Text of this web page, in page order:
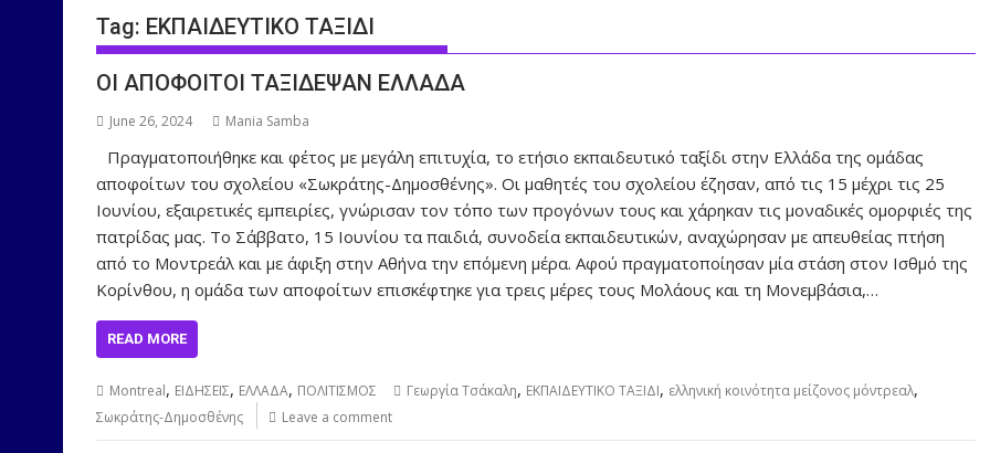
Tag: ΕΚΠΑΙΔΕΥΤΙΚΟ ΤΑΞΙΔΙ
ΟΙ ΑΠΟΦΟΙΤΟΙ ΤΑΞΙΔΕΨΑΝ ΕΛΛΑΔΑ
June 26, 2024 Mania Samba
Πραγματοποιήθηκε και φέτος με μεγάλη επιτυχία, το ετήσιο εκπαιδευτικό ταξίδι στην Ελλάδα της ομάδας
αποφοίτων του σχολείου «Σωκράτης-Δημοσθένης». Οι μαθητές του σχολείου έζησαν, από τις 15 μέχρι τις 25
Ιουνίου, εξαιρετικές εμπειρίες, γνώρισαν τον τόπο των προγόνων τους και χάρηκαν τις μοναδικές ομορφιές της
πατρίδας μας. Το Σάββατο, 15 Ιουνίου τα παιδιά, συνοδεία εκπαιδευτικών, αναχώρησαν με απευθείας πτήση
από το Μοντρεάλ και με άφιξη στην Αθήνα την επόμενη μέρα. Αφού πραγματοποίησαν μία στάση στον Ισθμό της
Κορίνθου, η ομάδα των αποφοίτων επισκέφτηκε για τρεις μέρες τους Μολάους και τη Μονεμβάσια,…
READ MORE
Montreal, ΕΙΔΗΣΕΙΣ, ΕΛΛΑΔΑ, ΠΟΛΙΤΙΣΜΟΣ Γεωργία Τσάκαλη, ΕΚΠΑΙΔΕΥΤΙΚΟ ΤΑΞΙΔΙ, ελληνική κοινότητα μείζονος μόντρεαλ,
Σωκράτης-Δημοσθένης Leave a comment